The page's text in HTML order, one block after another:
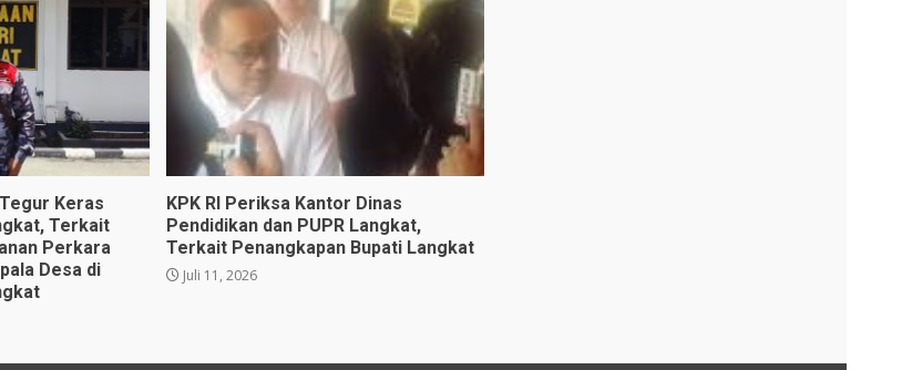
Keras
Terkait
Perkara
Desa di
KPK RI Periksa Kantor Dinas
Pendidikan dan PUPR Langkat,
Terkait Penangkapan Bupati Langkat
Juli 11, 2026